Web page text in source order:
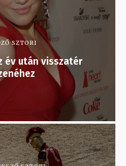
SZTORI
év után visszatér